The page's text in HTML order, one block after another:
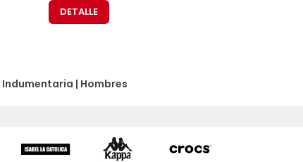
DETALLE
Indumentaria | Hombres